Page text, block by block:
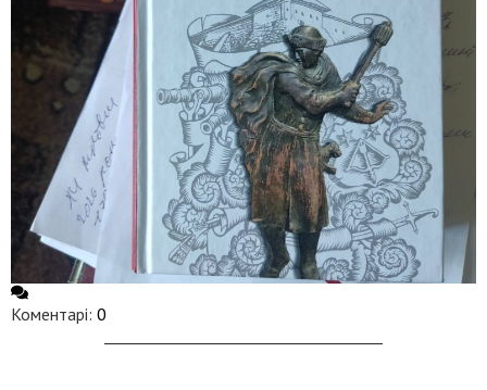
Коментарі: 0